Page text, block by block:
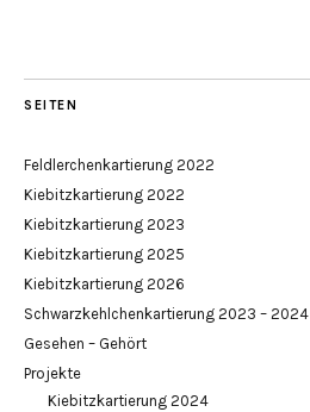
SEITEN
Feldlerchenkartierung 2022
Kiebitzkartierung 2022
Kiebitzkartierung 2023
Kiebitzkartierung 2025
Kiebitzkartierung 2026
Schwarzkehlchenkartierung 2023 – 2024
Gesehen – Gehört
Projekte
Kiebitzkartierung 2024